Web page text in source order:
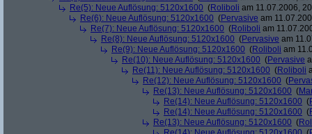
Re(5): Neue Auflösung: 5120x1600 (Roliboli am 11.07.2006,
Re(6): Neue Auflösung: 5120x1600 (Pervasive am
Re(7): Neue Auflösung: 5120x1600 (Roliboli am
Re(8): Neue Auflösung: 5120x1600 (Pervasive am
Re(9): Neue Auflösung: 5120x1600 (Roliboli am
Re(10): Neue Auflösung: 5120x1600 (Pervasive
Re(11): Neue Auflösung: 5120x1600 (Roliboli
Re(12): Neue Auflösung: 5120x1600 (
Re(13): Neue Auflösung: 5120x1600 (
Re(14): Neue Auflösung: 5120x1600 (
Re(14): Neue Auflösung: 5120x1600 (
Re(13): Neue Auflösung: 5120x1600 (